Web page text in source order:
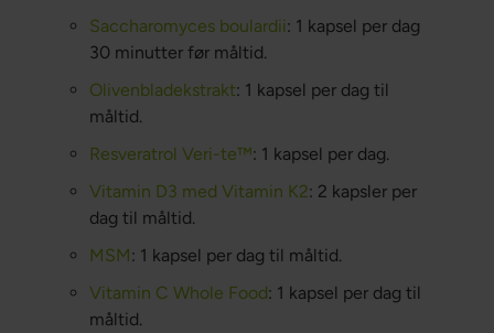
Saccharomyces boulardii: 1 kapsel per dag
30 minutter før måltid.
Olivenbladekstrakt: 1 kapsel per dag til
måltid.
Resveratrol Veri-te™: 1 kapsel per dag.
Vitamin D3 med Vitamin K2: 2 kapsler per
dag til måltid.
MSM: 1 kapsel per dag til måltid.
Vitamin C Whole Food: 1 kapsel per dag til
måltid.